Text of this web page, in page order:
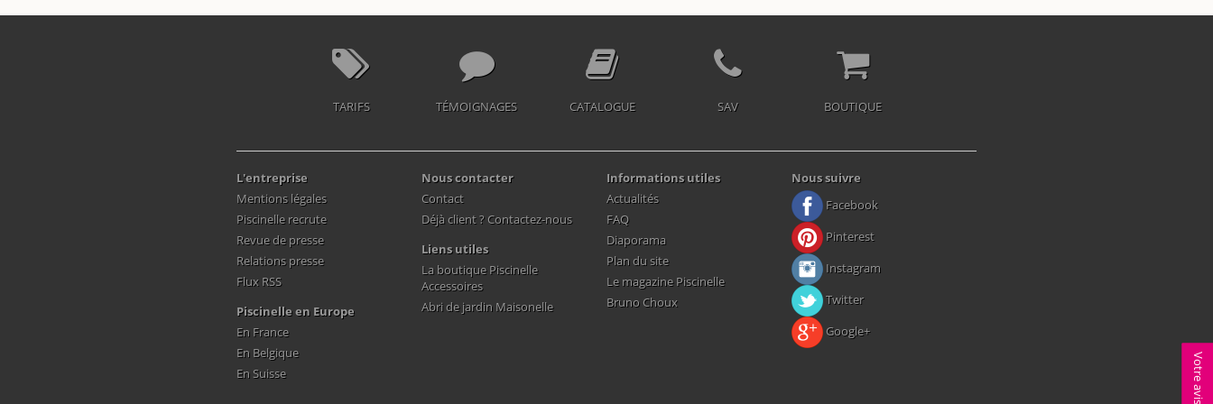
TARIFS TÉMOIGNAGES CATALOGUE SAV BOUTIQUE
L'entreprise
Mentions légales
Piscinelle recrute
Revue de presse
Relations presse
Flux RSS
Piscinelle en Europe
En France
En Belgique
En Suisse
Nous contacter
Contact
Déjà client ? Contactez-nous
Liens utiles
La boutique Piscinelle
Accessoires
Abri de jardin Maisonelle
Informations utiles
Actualités
FAQ
Diaporama
Plan du site
Le magazine Piscinelle
Bruno Choux
Nous suivre
Facebook
Pinterest
Instagram
Twitter
Google+
Votre avis